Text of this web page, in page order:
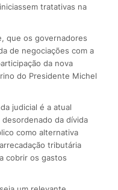
tratativas na
que os governadores
de negociações com a
da nova
do Presidente Michel
judicial é a atual
da dívida
como alternativa
tributária
cobrir os gastos